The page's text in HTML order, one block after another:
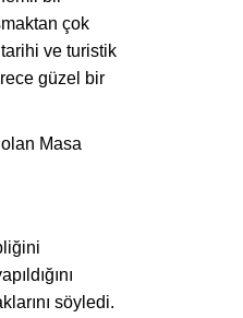
çok
ve turistik
güzel bir
Masa
söyledi.